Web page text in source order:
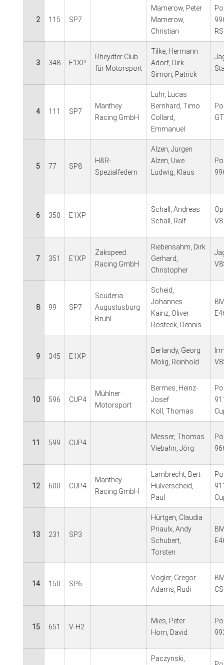
2 115 SP7
Mamerow, Peter
Mamerow,
Christian
RS
3 348 E1XP
Rheydter Club
für Motorsport
Tilke, Hermann
Adorf, Dirk
Simon, Patrick
4 111 SP7
Manthey
Racing GmbH
Luhr, Lucas
Bernhard, Timo
Collard,
Emmanuel
5 77 SP8
H&R-
Spezialfedern
Alzen, Jürgen
Alzen, Uwe
Ludwig, Klaus
6 350 E1XP
Schall, Andreas
Schall, Ralf
7 351 E1XP
Zakspeed
Racing GmbH
Riebensahm, Dirk
Gerhard,
Christopher
8 99 SP7
Scuderia
Augustusburg
Brühl
Scheid,
Johannes
Kainz, Oliver
Rosteck, Dennis
9 345 E1XP
Berlandy, Georg
Mölig, Reinhold
10 596 CUP4
Mühlner
Motorsport
Bermes, Heinz-
Josef
Koll, Thomas
11 599 CUP4
Messer, Thomas
Viebahn, Jörg
12 600 CUP4
Manthey
Racing GmbH
Lambrecht, Bert
Hulverscheid,
Paul
13 231 SP3
Hürtgen, Claudia
Priaulx, Andy
Schubert,
Torsten
14 150 SP6
Vogler, Gregor
Adams, Rudi
15 651 V-H2
Mies, Peter
Horn, David
Paczynski,